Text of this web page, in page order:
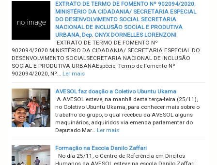
EXTRATO DE TERMO DE FOMENTO Nº 902094/2020,
MINISTÉRIO DA CIDADANIA/ SECRETARIA ESPECIAL
DO DESENVOLVIMENTO SOCIAL SECRETARIA
NACIONAL DE INCLUSÃO SOCIAL E PRODUTIVA
URBANA, Dep. ONYX DORNELLES LORENZONI
EXTRATO DE TERMO DE FOMENTO Nº
902094/2020 MINISTÉRIO DA CIDADANIA/ SECRETARIA ESPECIAL DO
DESENVOLVIMENTO SOCIALSECRETARIA NACIONAL DE INCLUSÃO
SOCIAL E PRODUTIVA URBANAEspécie: Termo de Fomento Nº
902094/2020, Nº… Ler mais
AVESOL faz doação a Coletivo Ubuntu Ukama
A AVESOL esteve, na manhã desta terça-feira (25/11),
no Coletivo Ubuntu Ukama, para conhecer mais sobre o
trabalho do grupo, o qual recebeu da AVESOL alguns
maquinários, adquiridos via emenda parlamentar do
Deputado Mar… Ler mais
Formação na Escola Danilo Zaffari
No dia 25/11, o Centro de Referência em Direitos